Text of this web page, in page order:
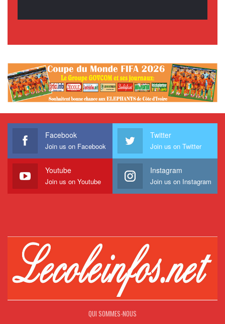
Facebook
Join us on Facebook
Twitter
Join us on Twitter
Youtube
Join us on Youtube
Instagram
Join us on Instagram
QUI SOMMES-NOUS